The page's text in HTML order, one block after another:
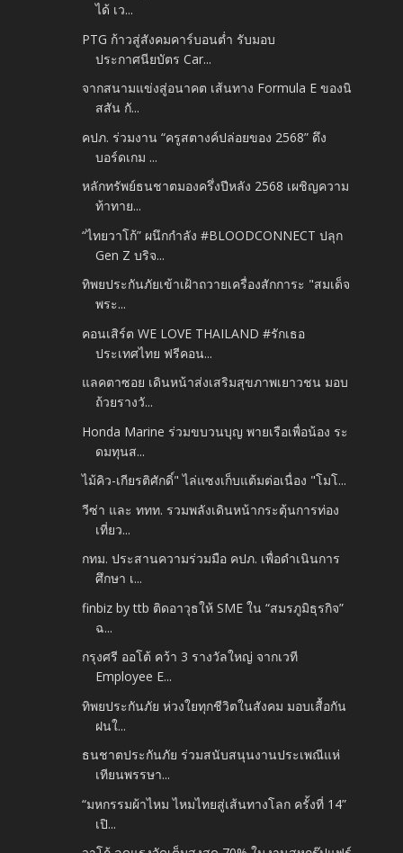
ได้ เว...
PTG ก้าวสู่สังคมคาร์บอนต่ำ รับมอบ
ประกาศนียบัตร Car...
จากสนามแข่งสู่อนาคต เส้นทาง Formula E ของนิ
สสัน กั...
คปภ. ร่วมงาน “ครูสตางค์ปล่อยของ 2568” ดึง
บอร์ดเกม ...
หลักทรัพย์ธนชาตมองครึ่งปีหลัง 2568 เผชิญความ
ท้าทาย...
“ไทยวาโก้” ผนึกกำลัง #BLOODCONNECT ปลุก
Gen Z บริจ...
ทิพยประกันภัยเข้าเฝ้าถวายเครื่องสักการะ "สมเด็จ
พระ...
คอนเสิร์ต WE LOVE THAILAND #รักเธอ
ประเทศไทย ฟรีคอน...
แลคตาซอย เดินหน้าส่งเสริมสุขภาพเยาวชน มอบ
ถ้วยรางวั...
Honda Marine ร่วมขบวนบุญ พายเรือเพื่อน้อง ระ
ดมทุนส...
ไม้คิว-เกียรติศักดิ์" ไล่แซงเก็บแต้มต่อเนื่อง "โมโ...
วีซ่า และ ททท. รวมพลังเดินหน้ากระตุ้นการท่อง
เที่ยว...
กทม. ประสานความร่วมมือ คปภ. เพื่อดำเนินการ
ศึกษา เ...
finbiz by ttb ติดอาวุธให้ SME ใน “สมรภูมิธุรกิจ”
ฉ...
กรุงศรี ออโต้ คว้า 3 รางวัลใหญ่ จากเวที
Employee E...
ทิพยประกันภัย ห่วงใยทุกชีวิตในสังคม มอบเสื้อกัน
ฝนใ...
ธนชาตประกันภัย ร่วมสนับสนุนงานประเพณีแห่
เทียนพรรษา...
“มหกรรมผ้าไหม ไหมไทยสู่เส้นทางโลก ครั้งที่ 14”
เปิ...